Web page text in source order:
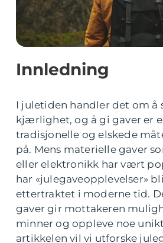
Innledning
I juletiden handler det om å
kjærlighet, og å gi gaver er
tradisjonelle og elskede
på. Mens materielle gaver
eller elektronikk har vært
har «julegaveopplevelser»
ettertraktet i moderne tid.
gaver gir mottakeren
minner og oppleve noe
artikkelen vil vi utforske